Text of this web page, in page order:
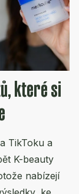
které si
TikToku a
K-beauty
nabízejí